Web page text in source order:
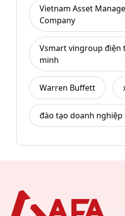
Vietnam Asset
Company
Vsmart vingroup điện
minh
Warren Buffett
đào tạo doanh nghiệp